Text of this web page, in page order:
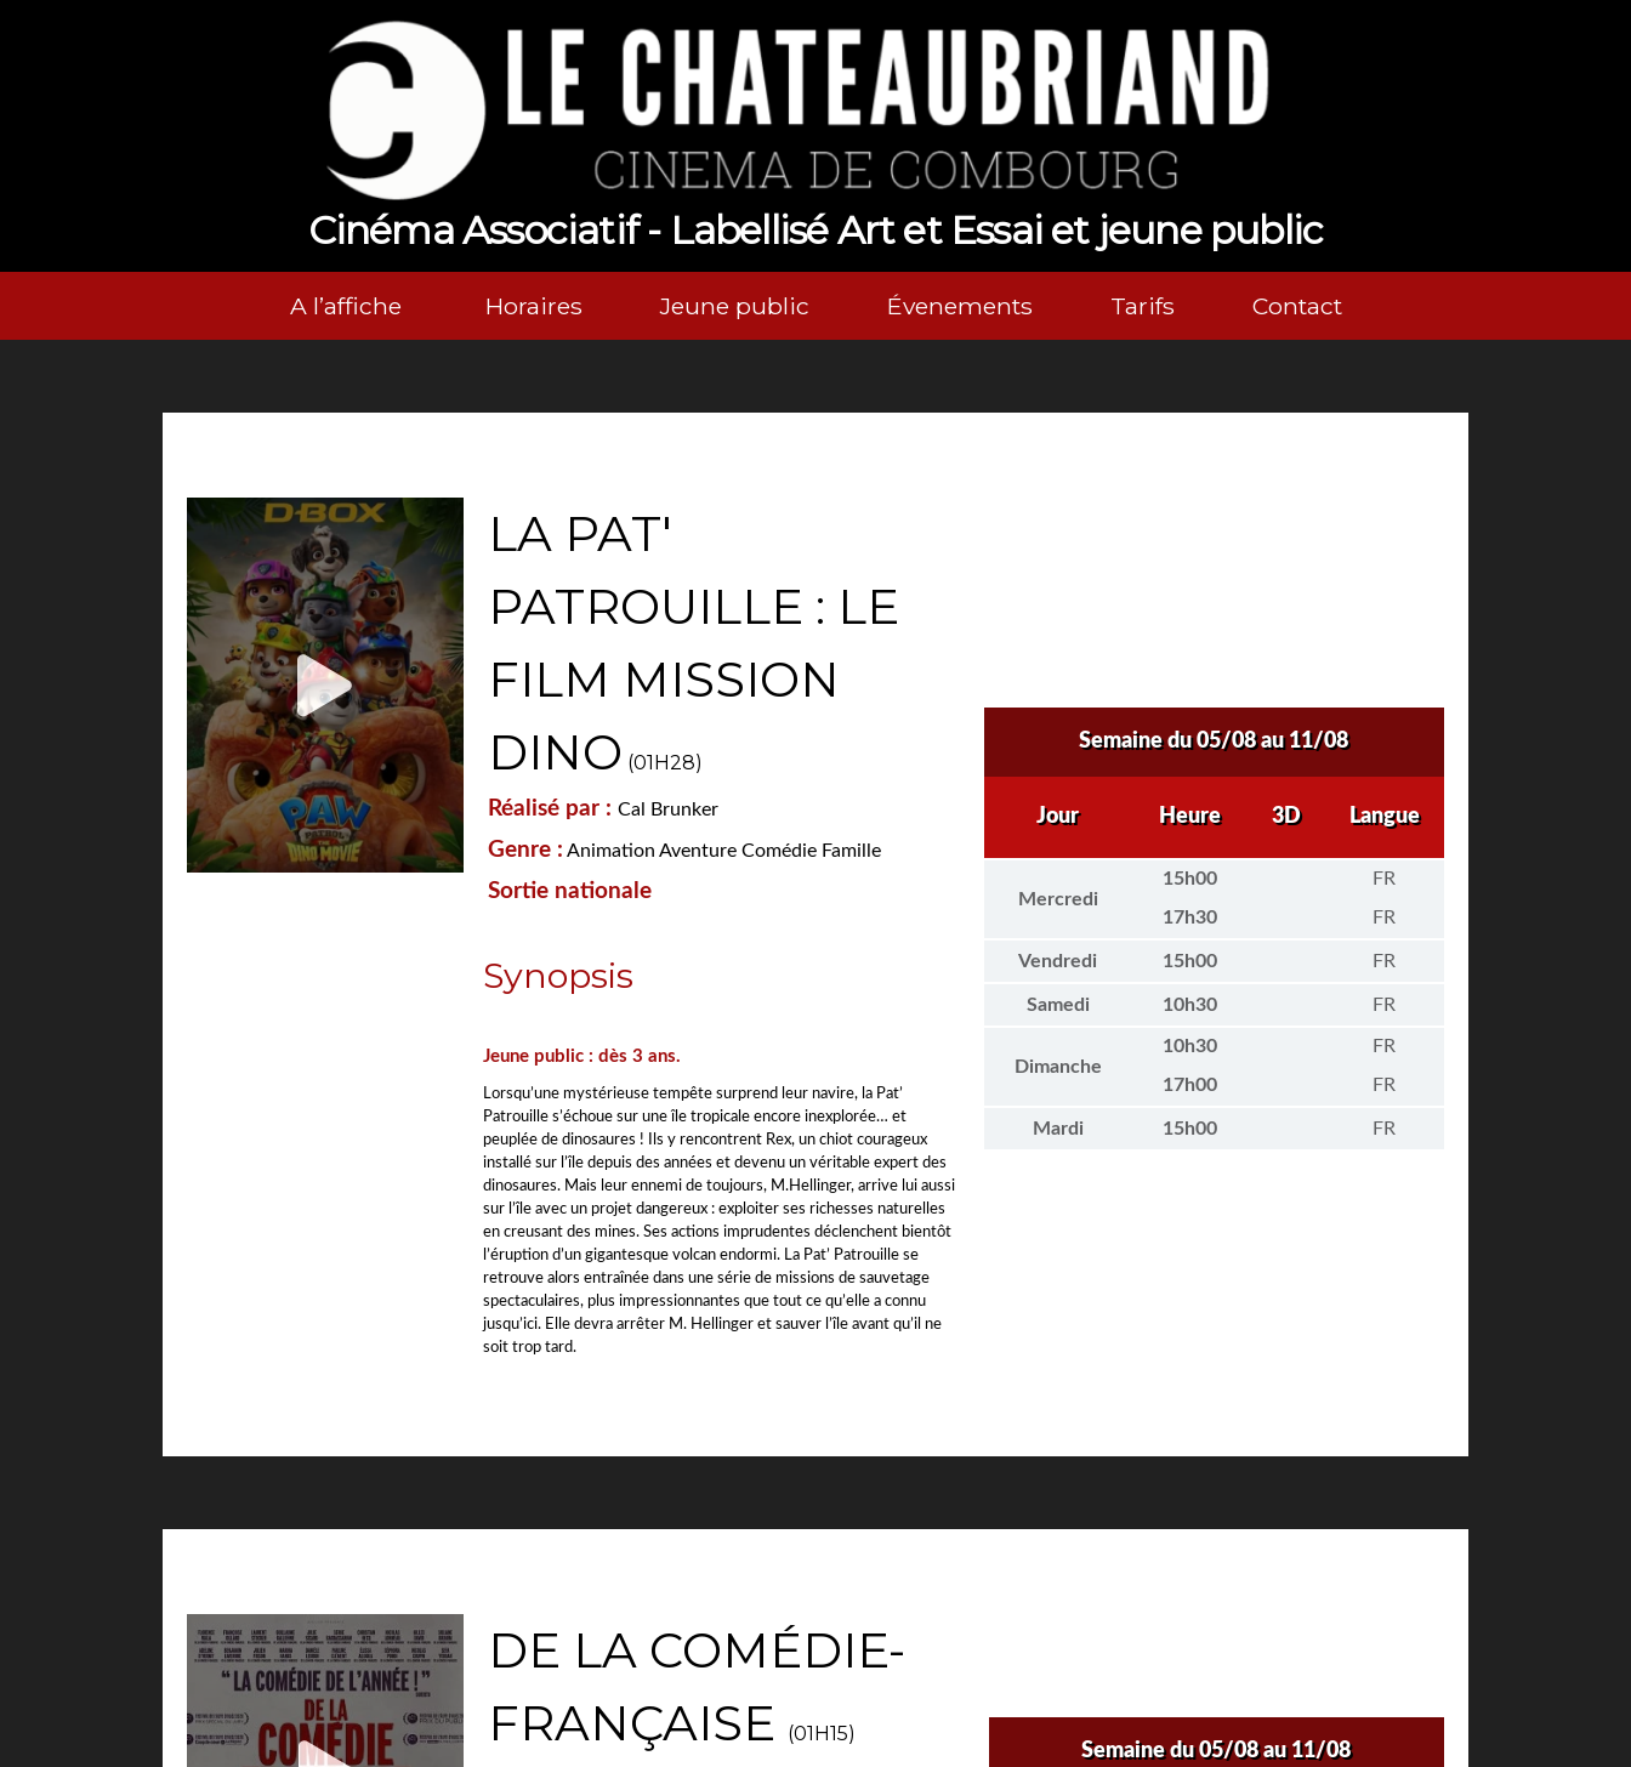
Cinéma Associatif - Labellisé Art et Essai et jeune public
A l’affiche Horaires Jeune public Évenements Tarifs
Via Ozzak.fr
Contact
Facebook
LA PAT'
PATROUILLE : LE
FILM MISSION
DINO (01H28)
Réalisé par : Cal Brunker
Genre : Animation Aventure Comédie Famille
Sortie nationale
Synopsis
Jeune public : dès 3 ans.
Lorsqu’une mystérieuse tempête surprend leur navire, la Pat’
Patrouille s’échoue sur une île tropicale encore inexplorée… et
peuplée de dinosaures ! Ils y rencontrent Rex, un chiot courageux
installé sur l’île depuis des années et devenu un véritable expert des
dinosaures. Mais leur ennemi de toujours, M.Hellinger, arrive lui aussi
sur l’île avec un projet dangereux : exploiter ses richesses naturelles
en creusant des mines. Ses actions imprudentes déclenchent bientôt
l’éruption d’un gigantesque volcan endormi. La Pat’ Patrouille se
retrouve alors entraînée dans une série de missions de sauvetage
spectaculaires, plus impressionnantes que tout ce qu’elle a connu
jusqu’ici. Elle devra arrêter M. Hellinger et sauver l’île avant qu’il ne
soit trop tard.
Semaine du 05/08 au 11/08
Jour Heure 3D Langue
Mercredi
15h00
FR
17h30
FR
Vendredi 15h00 FR
Samedi 10h30 FR
Dimanche
10h30
FR
17h00
FR
Mardi 15h00 FR
DE LA COMÉDIE-
FRANÇAISE
(01H15)
Semaine du 05/08 au 11/08